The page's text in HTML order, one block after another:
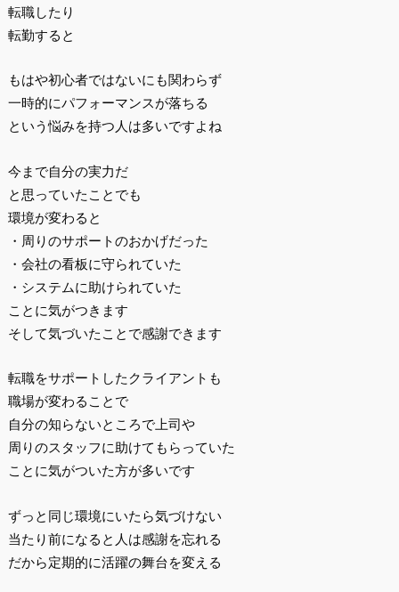
転職したり
転勤すると
もはや初心者ではないにも関わらず
一時的にパフォーマンスが落ちる
という悩みを持つ人は多いですよね
今まで自分の実力だ
と思っていたことでも
環境が変わると
・周りのサポートのおかげだった
・会社の看板に守られていた
・システムに助けられていた
ことに気がつきます
そして気づいたことで感謝できます
転職をサポートしたクライアントも
職場が変わることで
自分の知らないところで上司や
周りのスタッフに助けてもらっていた
ことに気がついた方が多いです
ずっと同じ環境にいたら気づけない
当たり前になると人は感謝を忘れる
だから定期的に活躍の舞台を変える